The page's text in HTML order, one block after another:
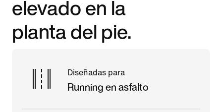
elevado en la
planta del pie.
Diseñadas para
Running en asfalto